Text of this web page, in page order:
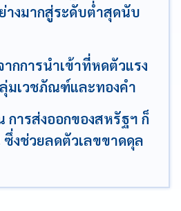
างมากสู่ระดับต่ำสุดนับ
กการนำเข้าที่หดตัวแรง
มเวชภัณฑ์และทองคำ
การส่งออกของสหรัฐฯ ก็
งช่วยลดตัวเลขขาดดุล